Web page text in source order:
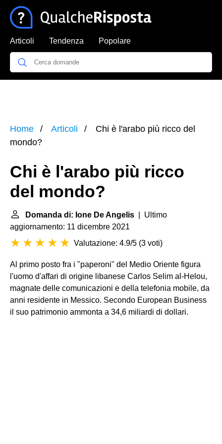
Articoli Tendenza Popolare
Home Articoli
Chi è l'arabo più ricco del
mondo?
Chi è l'arabo più ricco
del mondo?
Domanda di: Ione De Angelis | Ultimo
aggiornamento: 11 dicembre 2021
Valutazione: 4.9/5 (3 voti)
Al primo posto fra i "paperoni" del Medio Oriente figura
l'uomo d'affari di origine libanese Carlos Selim al-Helou,
magnate delle comunicazioni e della telefonia mobile, da
anni residente in Messico. Secondo European Business
il suo patrimonio ammonta a 34,6 miliardi di dollari.